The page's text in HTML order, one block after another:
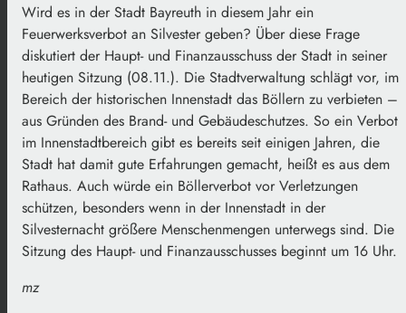
Wird es in der Stadt Bayreuth in diesem Jahr ein
Feuerwerksverbot an Silvester geben? Über diese Frage
diskutiert der Haupt- und Finanzausschuss der Stadt in seiner
heutigen Sitzung (08.11.). Die Stadtverwaltung schlägt vor, im
Bereich der historischen Innenstadt das Böllern zu verbieten –
aus Gründen des Brand- und Gebäudeschutzes. So ein Verbot
im Innenstadtbereich gibt es bereits seit einigen Jahren, die
Stadt hat damit gute Erfahrungen gemacht, heißt es aus dem
Rathaus. Auch würde ein Böllerverbot vor Verletzungen
schützen, besonders wenn in der Innenstadt in der
Silvesternacht größere Menschenmengen unterwegs sind. Die
Sitzung des Haupt- und Finanzausschusses beginnt um 16 Uhr.
mz